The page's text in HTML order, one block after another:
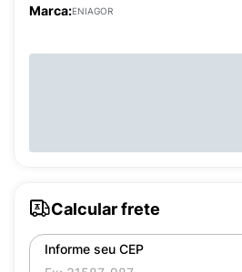
Marca:ENIAGOR
Calcular frete
Informe seu CEP